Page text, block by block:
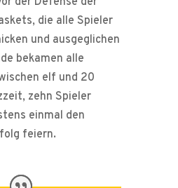
die alle Spieler
und ausgeglichen
bekamen alle
elf und 20
zehn Spieler
einmal den
feiern.